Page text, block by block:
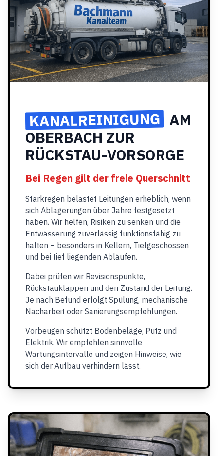
KANALREINIGUNG AM
OBERBACH ZUR
RÜCKSTAU-VORSORGE
Bei Regen gilt der freie Querschnitt
Starkregen belastet Leitungen erheblich, wenn
sich Ablagerungen über Jahre festgesetzt
haben. Wir helfen, Risiken zu senken und die
Entwässerung zuverlässig funktionsfähig zu
halten – besonders in Kellern, Tiefgeschossen
und bei tief liegenden Abläufen.
Dabei prüfen wir Revisionspunkte,
Rückstauklappen und den Zustand der Leitung.
Je nach Befund erfolgt Spülung, mechanische
Nacharbeit oder Sanierungsempfehlungen.
Vorbeugen schützt Bodenbeläge, Putz und
Elektrik. Wir empfehlen sinnvolle
Wartungsintervalle und zeigen Hinweise, wie
sich der Aufbau verhindern lässt.